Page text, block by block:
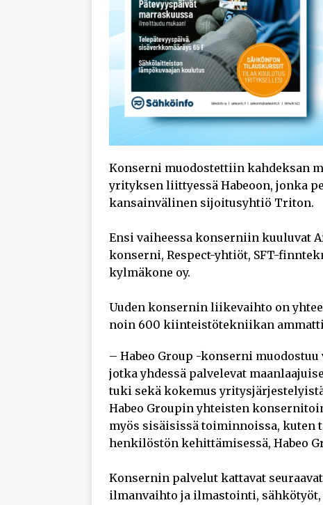
Konserni muodostettiin kahdeksan
yrityksen liittyessä Habeoon, jonka
kansainvälinen sijoitusyhtiö Triton.
Ensi vaiheessa konserniin kuuluvat
konserni, Respect-yhtiöt, SFT-
kylmäkone oy.
Uuden konsernin liikevaihto on
noin 600 kiinteistötekniikan
– Habeo Group -konserni
jotka yhdessä palvelevat
tuki sekä kokemus
Habeo Groupin yhteisten
myös sisäisissä toiminnoissa, kuten
henkilöstön kehittämisessä, Habeo
Konsernin palvelut kattavat
ilmanvaihto ja ilmastointi,